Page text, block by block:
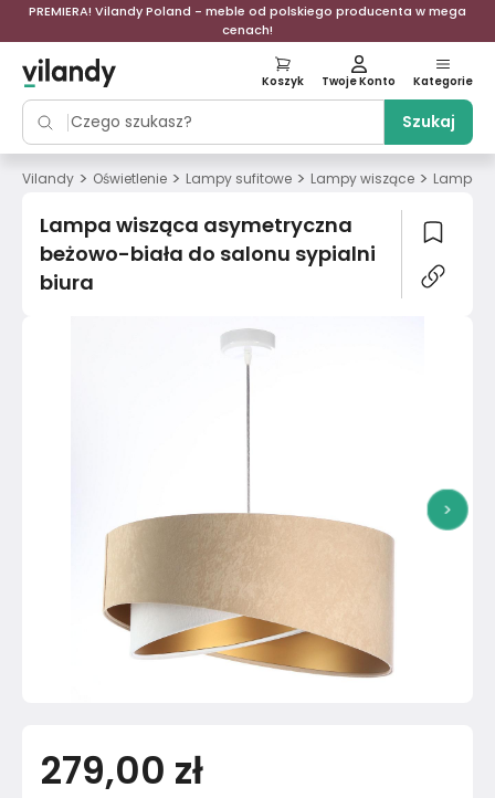
PREMIERA! Vilandy Poland - meble od polskiego producenta w mega
cenach!
Szukaj
Koszyk Twoje Konto Kategorie
Vilandy > Oświetlenie > Lampy sufitowe > Lampy wiszące > Lampa
Lampa wisząca asymetryczna
beżowo-biała do salonu sypialni
biura
>
279,00 zł